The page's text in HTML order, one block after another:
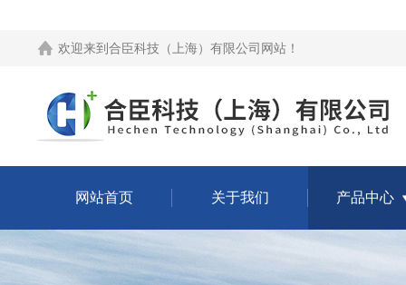
欢迎来到 合臣科技（上海）有限公司网站 ！
网站首页 关于我们 产品中心